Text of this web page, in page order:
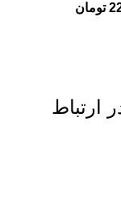
تومان
ارتباط